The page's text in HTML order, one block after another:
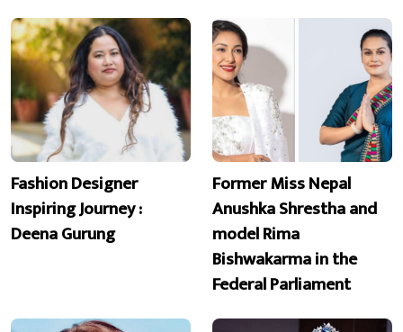
Fashion Designer
Inspiring Journey :
Deena Gurung
Former Miss Nepal
Anushka Shrestha and
model Rima
Bishwakarma in the
Federal Parliament